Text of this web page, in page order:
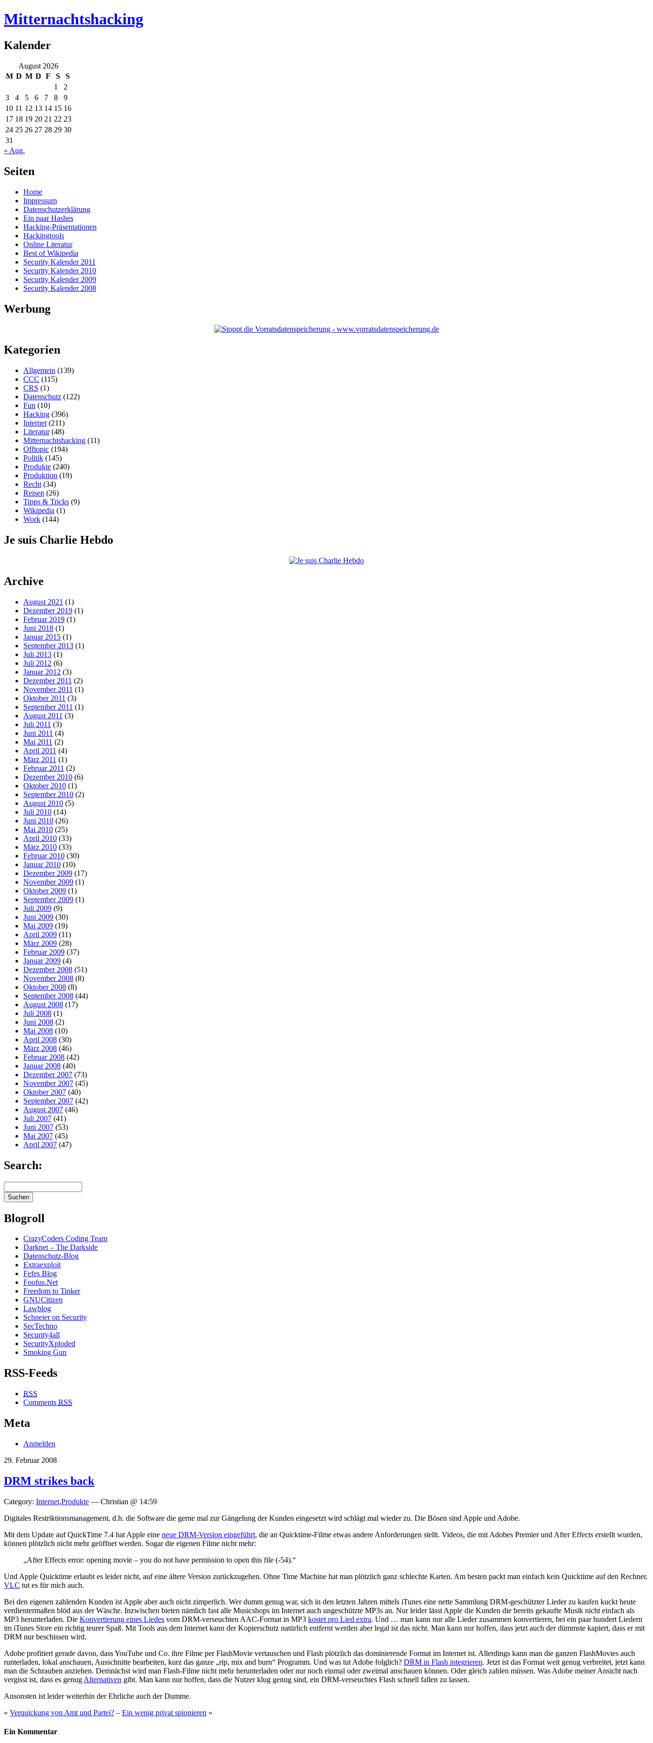
Mitternachtshacking
Kalender
August 2026
M D M D F S
S
1
2
3
4 5 6 7 8
9
10 11 12 13 14 15 16
17 18 19 20 21 22 23
24 25 26 27 28 29 30
31
« Aug.
Seiten
Home
Impressum
Datenschutzerklärung
Ein paar Hashes
Hacking-Präsentationen
Hackingtools
Online Literatur
Best of Wikipedia
Security Kalender 2011
Security Kalender 2010
Security Kalender 2009
Security Kalender 2008
Werbung
Kategorien
Allgemein (139)
CCC (115)
CRS (1)
Datenschutz (122)
Fun (10)
Hacking (396)
Internet (211)
Literatur(48)
Mitternachtshacking (11)
Offtopic (194)
Politik (145)
Produkte (240)
Produktion (19)
Recht (34)
Reisen (26)
Tipps & Tricks (9)
Wikipedia (1)
Work (144)
Je suis Charlie Hebdo
Archive
August 2021 (1)
Dezember 2019 (1)
Februar 2019 (1)
Juni 2018 (1)
Januar 2015 (1)
September 2013 (1)
Juli 2013 (1)
Juli 2012 (6)
Januar 2012 (3)
Dezember 2011 (2)
November 2011 (1)
Oktober 2011 (3)
September 2011 (1)
August 2011 (3)
Juli 2011 (3)
Juni 2011 (4)
Mai 2011 (2)
April 2011 (4)
März 2011 (1)
Februar 2011 (2)
Dezember 2010 (6)
Oktober 2010 (1)
September 2010 (2)
August 2010 (5)
Juli 2010 (14)
Juni 2010 (26)
Mai 2010 (25)
April 2010 (33)
März 2010 (33)
Februar 2010 (30)
Januar 2010 (10)
Dezember 2009 (17)
November 2009 (1)
Oktober 2009 (1)
September 2009 (1)
Juli 2009 (9)
Juni 2009 (30)
Mai 2009 (19)
April 2009 (11)
März 2009 (28)
Februar 2009 (37)
Januar 2009 (4)
Dezember 2008 (51)
November 2008 (8)
Oktober 2008 (8)
September 2008 (44)
August 2008 (17)
Juli 2008 (1)
Juni 2008 (2)
Mai 2008 (10)
April 2008 (30)
März 2008 (46)
Februar 2008 (42)
Januar 2008 (40)
Dezember 2007 (73)
November 2007 (45)
Oktober 2007 (40)
September 2007 (42)
August 2007 (46)
Juli 2007 (41)
Juni 2007 (53)
Mai 2007 (45)
April 2007 (47)
Search:
Blogroll
CrazyCoders Coding Team
Darknet – The Darkside
Datenschutz-Blog
Extraexploit
Fefes Blog
Foofus.Net
Freedom to Tinker
GNUCitizen
Lawblog
Schneier on Security
SecTechno
Security4all
SecurityXploded
Smoking Gun
RSS-Feeds
RSS
Comments RSS
Meta
Anmelden
29. Februar 2008
DRM strikes back
Category: Internet,Produkte — Christian @ 14:59
Digitales Restriktionsmanagement, d.h. die Software die gerne mal zur Gängelung der Kunden eingesetzt wird schlägt mal wieder zu. Die Bösen sind Apple und Adobe.
Mit dem Update auf QuickTime 7.4 hat Apple eine neue DRM-Version eingeführt, die an Quicktime-Filme etwas andere Anforderungen stellt. Videos, die mit Adobes Premier und After Effects erstellt wurden,
können plötzlich nicht mehr geöffnet werden. Sogar die eigenen Filme nicht mehr:
„After Effects error: opening movie – you do not have permission to open this file (-54).“
Und Apple Quicktime erlaubt es leider nicht, auf eine ältere Version zurückzugehen. Ohne Time Machine hat man plötzlich ganz schlechte Karten. Am besten packt man einfach kein Quicktime auf den Rechner.
VLC tut es für mich auch.
Bei den eigenen zahlenden Kunden ist Apple aber auch nicht zimperlich. Wer dumm genug war, sich in den letzten Jahren mittels iTunes eine nette Sammlung DRM-geschützter Lieder zu kaufen kuckt heute
verdientermaßen blöd aus der Wäsche. Inzwischen bieten nämlich fast alle Musicshops im Internet auch ungeschützte MP3s an. Nur leider lässt Apple die Kunden die bereits gekaufte Musik nicht einfach als
MP3 herunterladen. Die Konvertierung eines Liedes vom DRM-verseuchten AAC-Format in MP3 kostet pro Lied extra. Und … man kann nur alle Lieder zusammen konvertieren, bei ein paar hundert Liedern
im iTunes Store ein richtig teurer Spaß. Mit Tools aus dem Internet kann der Kopierschutz natürlich entfernt werden aber legal ist das nicht. Man kann nur hoffen, dass jetzt auch der dümmste kapiert, dass er mit
DRM nur beschissen wird.
Adobe profitiert gerade davon, dass YouTube und Co. ihre Filme per FlashMovie vertauschen und Flash plötzlich das dominierende Format im Internet ist. Allerdings kann man die ganzen FlashMovies auch
runterladen, lokal anschauen, Ausschnitte bearbeiten, kurz das ganze „rip, mix and burn“ Programm. Und was tut Adobe folglich? DRM in Flash integrieren. Jetzt ist das Format weit genug verbreitet, jetzt kann
man die Schrauben anziehen. Demnächst wird man Flash-Filme nicht mehr herunterladen oder nur noch einmal oder zweimal anschauen können. Oder gleich zahlen müssen. Was Adobe meiner Ansicht nach
vergisst ist, dass es genug Alternativen gibt. Man kann nur hoffen, dass die Nutzer klug genug sind, ein DRM-verseuchtes Flash schnell fallen zu lassen.
Ansonsten ist leider weiterhin der Ehrliche auch der Dumme.
« Verquickung von Amt und Partei? – Ein wenig privat spionieren »
Ein Kommentar